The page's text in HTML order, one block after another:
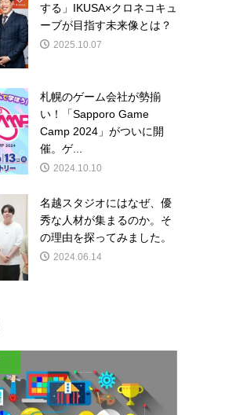
する」IKUSA×クロネコキュ
ーブが目指す未来像とは？
2025.10.07
札幌のゲーム会社が勢揃
い！「Sapporo Game
Camp 2024」がついに開
催。ゲ...
2024.10.10
名越スタジオにはなぜ、優
秀な人材が集まるのか。そ
の理由を探ってみました。
2024.06.14